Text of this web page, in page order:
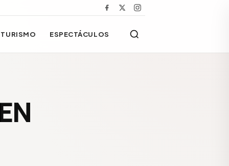
TURISMO ESPECTÁCULOS